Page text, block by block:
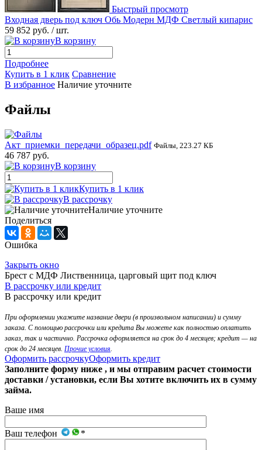
Быстрый просмотр
Входная дверь под ключ Обь Модерн МДФ Светлый кипарис
59 852 руб. / шт.
В корзину
Подробнее
Купить в 1 клик Сравнение
В избранное Наличие уточните
Файлы
Акт_приемки_передачи_образец.pdf Файлы, 223.27 КБ
46 787 руб.
В корзину
Купить в 1 клик
В рассрочку
Наличие уточните
Поделиться
Ошибка
Закрыть окно
Брест с МДФ Лиственница, царговый щит под ключ
В рассрочку или кредит
В рассрочку или кредит
При оформлении укажите название двери (в произвольном написании) и сумму
заказа. С помощью рассрочки или кредита Вы можете как полностью оплатить
заказ, так и частично. Рассрочка оформляется на срок до 4 месяцев; кредит — на
срок до 24 месяцев. Прочие условия
Оформить рассрочкуОформить кредит
Заполните форму ниже , и мы отправим расчет стоимости
доставки / установки, если Вы хотите включить их в сумму
займа.
Ваше имя
Ваш телефон *